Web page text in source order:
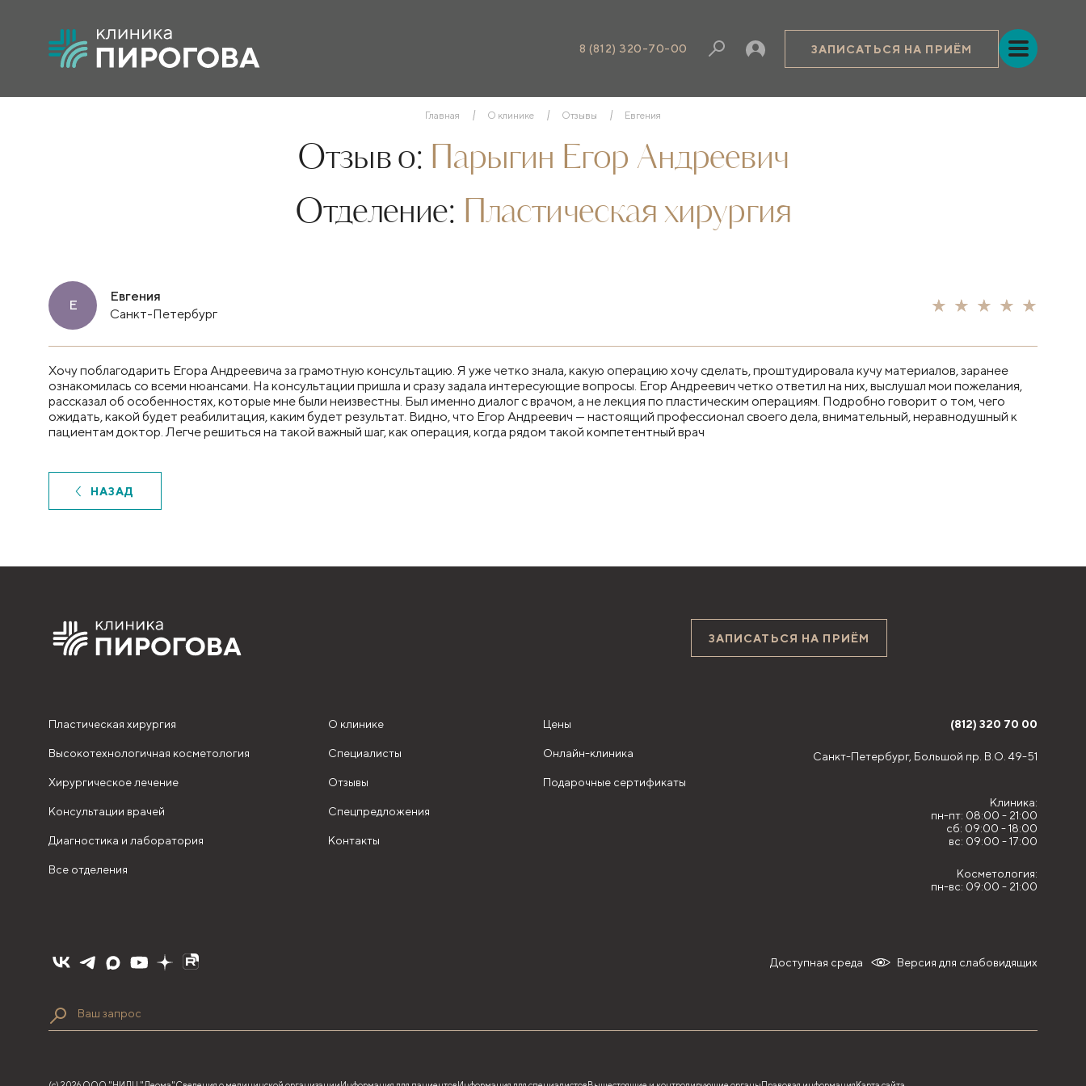
8 (812) 320-70-00 ЗАПИСАТЬСЯ НА ПРИЁМ
Главная О клинике Отзывы Евгения
Отзыв о: Парыгин Егор Андреевич
Отделение: Пластическая хирургия
Е
Евгения
Санкт-Петербург
Хочу поблагодарить Егора Андреевича за грамотную консультацию. Я уже четко знала, какую операцию хочу сделать, проштудировала кучу материалов, заранее
ознакомилась со всеми нюансами. На консультации пришла и сразу задала интересующие вопросы. Егор Андреевич четко ответил на них, выслушал мои пожелания,
рассказал об особенностях, которые мне были неизвестны. Был именно диалог с врачом, а не лекция по пластическим операциям. Подробно говорит о том, чего
ожидать, какой будет реабилитация, каким будет результат. Видно, что Егор Андреевич — настоящий профессионал своего дела, внимательный, неравнодушный к
пациентам доктор. Легче решиться на такой важный шаг, как операция, когда рядом такой компетентный врач
НАЗАД
ЗАПИСАТЬСЯ НА ПРИЁМ
Пластическая хирургия
Высокотехнологичная косметология
Хирургическое лечение
Консультации врачей
Диагностика и лаборатория
Все отделения
О клинике
Специалисты
Отзывы
Спецпредложения
Контакты
Цены
Онлайн-клиника
Подарочные сертификаты
(812) 320 70 00
Санкт-Петербург, Большой пр. В.О. 49-51
Клиника:
пн-пт: 08:00 - 21:00
сб: 09:00 - 18:00
вс: 09:00 - 17:00
Косметология:
пн-вс: 09:00 - 21:00
Версия для слабовидящих
Доступная среда